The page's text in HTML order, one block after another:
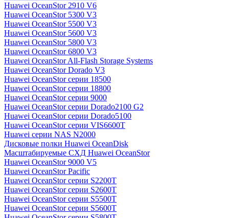
Huawei OceanStor 2910 V6
Huawei OceanStor 5300 V3
Huawei OceanStor 5500 V3
Huawei OceanStor 5600 V3
Huawei OceanStor 5800 V3
Huawei OceanStor 6800 V3
Huawei OceanStor All-Flash Storage Systems
Huawei OceanStor Dorado V3
Huawei OceanStor серии 18500
Huawei OceanStor серии 18800
Huawei OceanStor серии 9000
Huawei OceanStor серии Dorado2100 G2
Huawei OceanStor серии Dorado5100
Huawei OceanStor серии VIS6600T
Huawei серии NAS N2000
Дисковые полки Huawei OceanDisk
Масштабируемые СХД Huawei OceanStor
Huawei OceanStor 9000 V5
Huawei OceanStor Pacific
Huawei OceanStor серии S2200T
Huawei OceanStor серии S2600T
Huawei OceanStor серии S5500T
Huawei OceanStor серии S5600T